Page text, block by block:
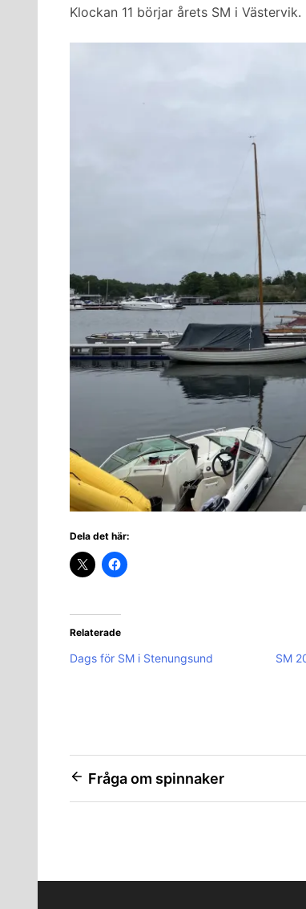
Klockan 11 börjar årets SM i
Dela det här:
Relaterade
Dags för SM i Stenungsund SM
Inläggsnavigering
Fråga om spinnaker